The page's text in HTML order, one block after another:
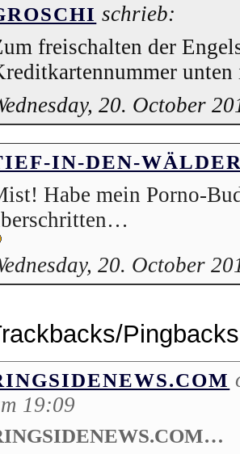
schrieb:
freischalten der
20. October
IN-DEN-
Habe mein Porno-
20. October
Pingbacks
19:09